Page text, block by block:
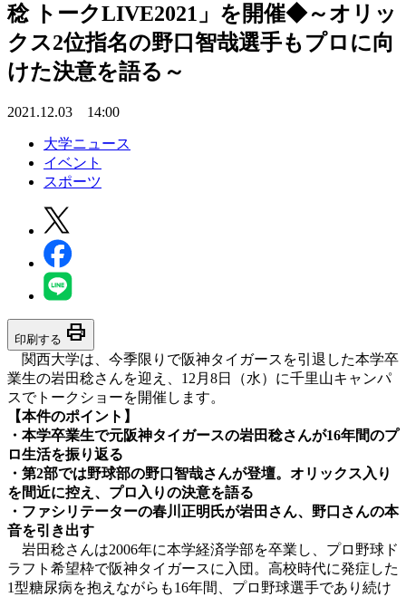
稔 トークLIVE2021」を開催◆～オリッ
クス2位指名の野口智哉選手もプロに向
けた決意を語る～
2021.12.03 14:00
大学ニュース
イベント
スポーツ
印刷する print
関西大学は、今季限りで阪神タイガースを引退した本学卒
業生の岩田稔さんを迎え、12月8日（水）に千里山キャンパ
スでトークショーを開催します。
【本件のポイント】
・本学卒業生で元阪神タイガースの岩田稔さんが16年間のプ
ロ生活を振り返る
・第2部では野球部の野口智哉さんが登壇。オリックス入り
を間近に控え、プロ入りの決意を語る
・ファシリテーターの春川正明氏が岩田さん、野口さんの本
音を引き出す
岩田稔さんは2006年に本学経済学部を卒業し、プロ野球ド
ラフト希望枠で阪神タイガースに入団。高校時代に発症した
1型糖尿病を抱えながらも16年間、プロ野球選手であり続け